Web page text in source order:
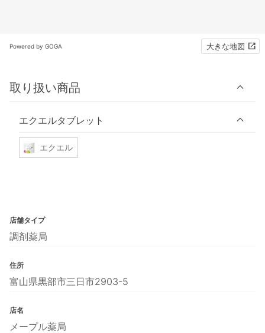
Powered by GOGA 大きな地図
取り扱い商品
エクエルタブレット
エクエル
店舗タイプ
調剤薬局
住所
富山県黒部市三日市2903-5
店名
メープル薬局